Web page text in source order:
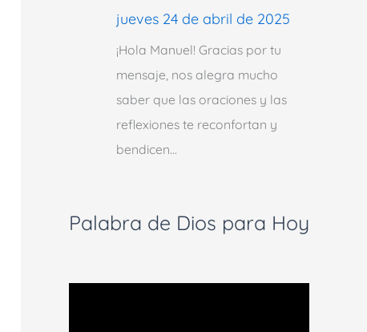
jueves 24 de abril de 2025
¡Hola Manuel! Gracias por tu
mensaje, nos alegra mucho
saber que las oraciones y las
reflexiones te reconfortan y
bendicen…
Palabra de Dios para Hoy